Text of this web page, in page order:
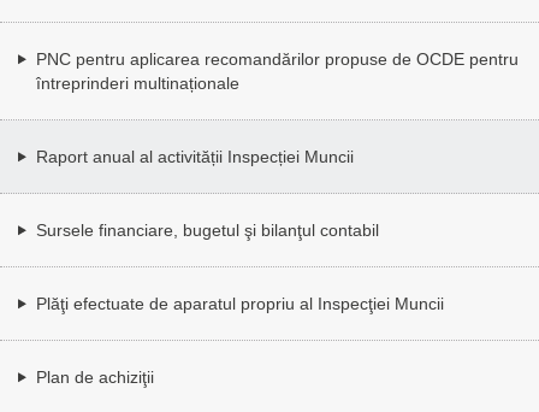
PNC pentru aplicarea recomandărilor propuse de OCDE pentru
întreprinderi multinaționale
Raport anual al activității Inspecției Muncii
Sursele financiare, bugetul şi bilanţul contabil
Plăţi efectuate de aparatul propriu al Inspecţiei Muncii
Plan de achiziţii